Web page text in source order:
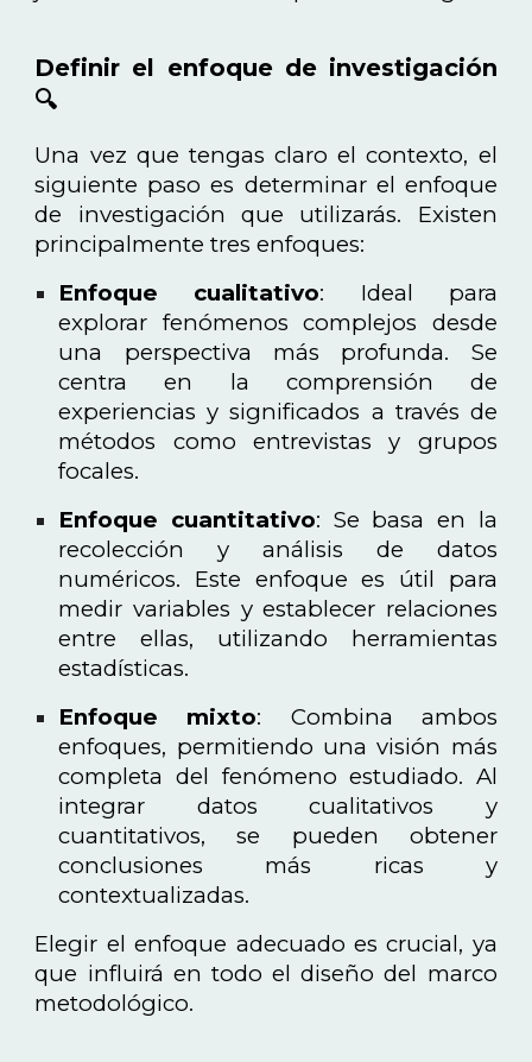
Definir el enfoque de investigación
🔍
Una vez que tengas claro el contexto, el
siguiente paso es determinar el enfoque
de investigación que utilizarás. Existen
principalmente tres enfoques:
Enfoque cualitativo: Ideal para
explorar fenómenos complejos desde
una perspectiva más profunda. Se
centra en la comprensión de
experiencias y significados a través de
métodos como entrevistas y grupos
focales.
Enfoque cuantitativo: Se basa en la
recolección y análisis de datos
numéricos. Este enfoque es útil para
medir variables y establecer relaciones
entre ellas, utilizando herramientas
estadísticas.
Enfoque mixto: Combina ambos
enfoques, permitiendo una visión más
completa del fenómeno estudiado. Al
integrar datos cualitativos y
cuantitativos, se pueden obtener
conclusiones más ricas y
contextualizadas.
Elegir el enfoque adecuado es crucial, ya
que influirá en todo el diseño del marco
metodológico.